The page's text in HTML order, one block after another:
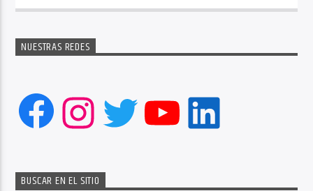
NUESTRAS REDES
Facebook
Instagram
Twitter
YouTube
LinkedIn
BUSCAR EN EL SITIO